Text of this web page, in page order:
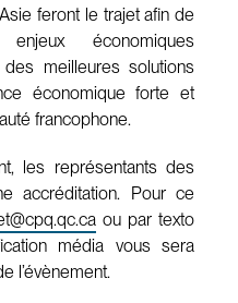
feront le trajet afin de
économiques
des meilleures solutions
économique forte et
francophone.
les représentants des
accréditation. Pour ce
ou par texto
média vous sera
l’évènement.